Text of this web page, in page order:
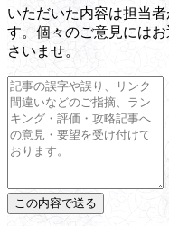
いただいた内容は担当
す。個々のご意見には
さいませ。